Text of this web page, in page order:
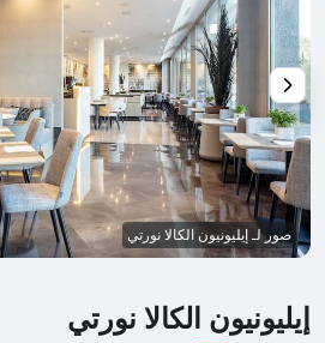
إيليونيون الكالا نورتي
صور لـ إيليونيون الكالا نورتي